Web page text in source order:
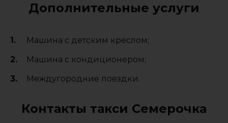
Дополнительные услуги
Машина с детским креслом;
Машина с кондиционером;
Междугородние поездки.
Контакты такси Семерочка